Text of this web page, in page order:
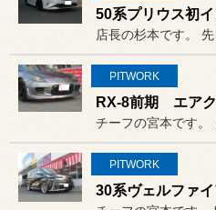
50系プリウス初
PITWORK
RX-8前期 エア
PITWORK